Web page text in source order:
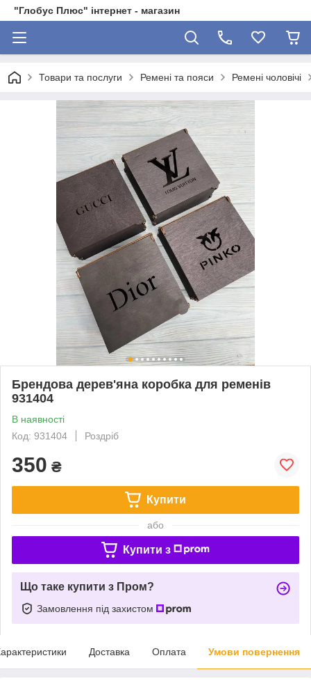
"Глобус Плюс" інтернет - магазин
Товари та послуги Ремені та пояси Ремені чоловічі
Брендова дерев'яна коробка для ременів
931404
В наявності
Код: 931404
Роздріб
350 ₴
Купити
або
Купити з
Що таке купити з Пром?
Замовлення під захистом
Доставка Оплата Умови повернення